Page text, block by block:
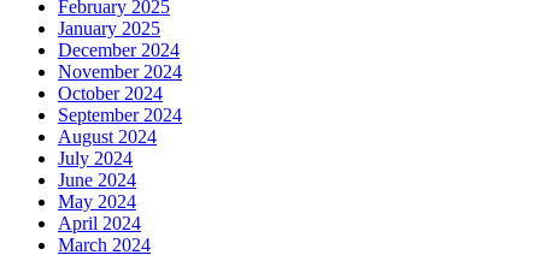
February 2025
January 2025
December 2024
November 2024
October 2024
September 2024
August 2024
July 2024
June 2024
May 2024
April 2024
March 2024